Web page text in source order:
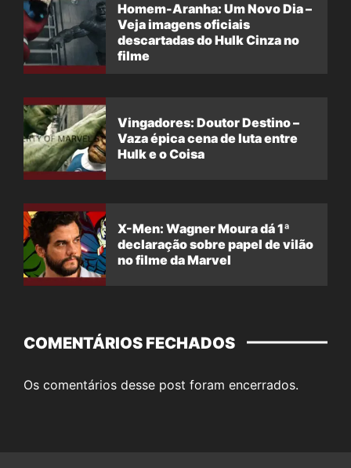
Homem-Aranha: Um Novo Dia –
Veja imagens oficiais
descartadas do Hulk Cinza no
filme
Vingadores: Doutor Destino –
Vaza épica cena de luta entre
Hulk e o Coisa
X-Men: Wagner Moura dá 1ª
declaração sobre papel de vilão
no filme da Marvel
COMENTÁRIOS FECHADOS
Os comentários desse post foram encerrados.